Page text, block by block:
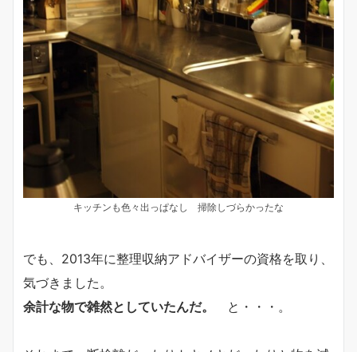
キッチンも色々出っぱなし 掃除しづらかったな
でも、2013年に整理収納アドバイザーの資格を取り、
気づきました。
余計な物で雑然としていたんだ。 と・・・。